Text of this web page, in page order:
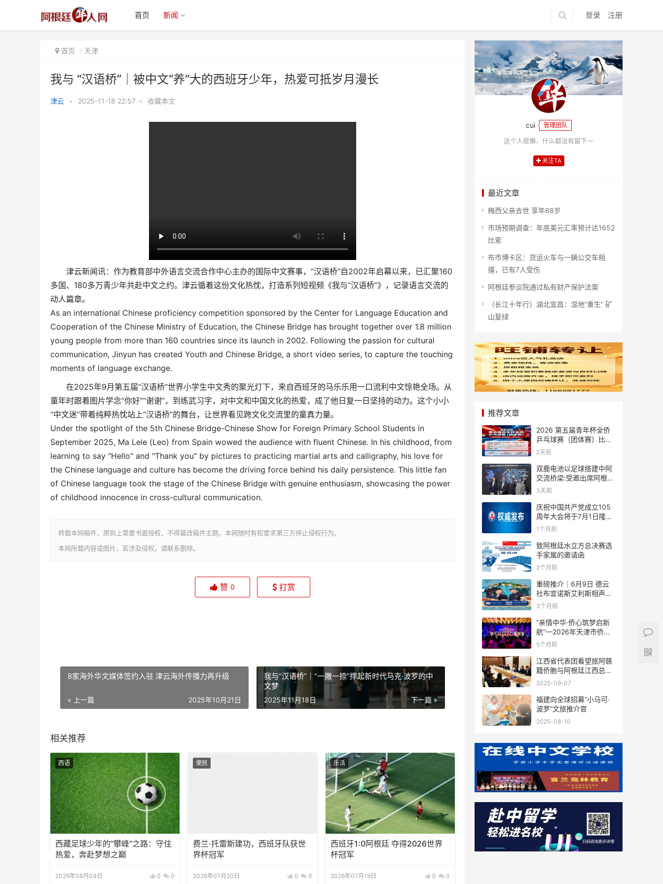
登录 注册
首页 新闻
首页 天津
我与 “汉语桥”｜被中文“养”大的西班牙少年，热爱可抵岁月漫长
津云 • 2025-11-18 22:57 • 收藏本文
津云新闻讯：作为教育部中外语言交流合作中心主办的国际中文赛事，“汉语桥”自2002年启幕以来，已汇聚160
多国、180多万青少年共赴中文之约。津云循着这份文化热忱，打造系列短视频《我与“汉语桥”》，记录语言交流的
动人篇章。
As an international Chinese proficiency competition sponsored by the Center for Language Education and
Cooperation of the Chinese Ministry of Education, the Chinese Bridge has brought together over 1.8 million
young people from more than 160 countries since its launch in 2002. Following the passion for cultural
communication, Jinyun has created Youth and Chinese Bridge, a short video series, to capture the touching
moments of language exchange.
在2025年9月第五届“汉语桥”世界小学生中文秀的聚光灯下，来自西班牙的马乐乐用一口流利中文惊艳全场。从
童年时跟着图片学念“你好”“谢谢”，到练武习字，对中文和中国文化的热爱，成了他日复一日坚持的动力。这个小小
“中文迷”带着纯粹热忱站上“汉语桥”的舞台，让世界看见跨文化交流里的童真力量。
Under the spotlight of the 5th Chinese Bridge-Chinese Show for Foreign Primary School Students in
September 2025, Ma Lele (Leo) from Spain wowed the audience with fluent Chinese. In his childhood, from
learning to say "Hello" and "Thank you" by pictures to practicing martial arts and calligraphy, his love for
the Chinese language and culture has become the driving force behind his daily persistence. This little fan
of Chinese language took the stage of the Chinese Bridge with genuine enthusiasm, showcasing the power
of childhood innocence in cross-cultural communication.
转载本网稿件，原则上需要书面授权，不得篡改稿件主题。本网随时有权要求第三方停止侵权行为。
本网所载内容或图片，若涉及侵权，请联系删除。
赞 0 打赏
8家海外华文媒体签约入驻 津云海外传播力再升级
« 上一篇 2025年10月21日
我与“汉语桥”｜“一撇一捺”撑起新时代马克·波罗的中
文梦
下一篇 »
2025年11月18日
相关推荐
西语
西藏足球少年的“攀峰”之路：守住
热爱，奔赴梦想之巅
2026年08月04日 0 0
便民
费兰·托雷斯建功，西班牙队获世
界杯冠军
2026年07月20日 0 0
乐活
西班牙1:0阿根廷 夺得2026世界
杯冠军
2026年07月19日 0 0
cui 管理团队
这个人很懒，什么都没有留下～
关注TA
最近文章
梅西父亲去世 享年68岁
市场预期调查：年底美元汇率预计达1652
比索
布市博卡区：货运火车与一辆公交车相
撞，已有7人受伤
阿根廷参议院通过私有财产保护法案
（长江十年行）湖北宜昌：湿地“重生” 矿
山复绿
推荐文章
2026 第五届青年杯全侨
乒乓球赛（团体赛）比赛
规则
2天前
双鹿电池以足球搭建中阿
交流桥梁:受邀出席阿根廷
足协赞助商招待会！
3天前
庆祝中国共产党成立105
周年大会将于7月1日隆重
举行
1个月前
致阿根廷水立方总决赛选
手家属的邀请函
2个月前
重磅推介｜6月9日 德云
社布宜诺斯艾利斯相声专
场！国风曲艺邂逅南美风
结！
3个月前
“亲情中华·侨心筑梦启新
航”—2026年天津市侨界
新春联谊活动成功举办
5个月前
江西省代表团看望旅阿赣
籍侨胞与阿根廷江西总商
会座谈
2025-09-07
福建向全球招募“小马可·
波罗”文旅推介官
2025-08-10